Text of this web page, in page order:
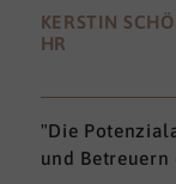
KERSTIN
HR
"Die
und Betreuern